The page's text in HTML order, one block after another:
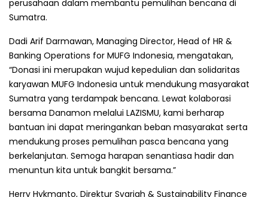
perusahaan dalam membantu pemulihan bencana di
Sumatra.
Dadi Arif Darmawan, Managing Director, Head of HR &
Banking Operations for MUFG Indonesia, mengatakan,
“Donasi ini merupakan wujud kepedulian dan solidaritas
karyawan MUFG Indonesia untuk mendukung masyarakat
Sumatra yang terdampak bencana. Lewat kolaborasi
bersama Danamon melalui LAZISMU, kami berharap
bantuan ini dapat meringankan beban masyarakat serta
mendukung proses pemulihan pasca bencana yang
berkelanjutan. Semoga harapan senantiasa hadir dan
menuntun kita untuk bangkit bersama.”
Herry Hykmanto, Direktur Syariah & Sustainability Finance